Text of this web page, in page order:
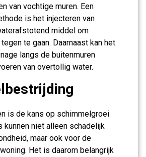
van vochtige muren. Een
is het injecteren van
middel om
te gaan. Daarnaast kan het
langs de buitenmuren
van overtollig water.
is de kans op schimmelgroei
kunnen niet alleen schadelijk
maar ook voor de
Het is daarom belangrijk